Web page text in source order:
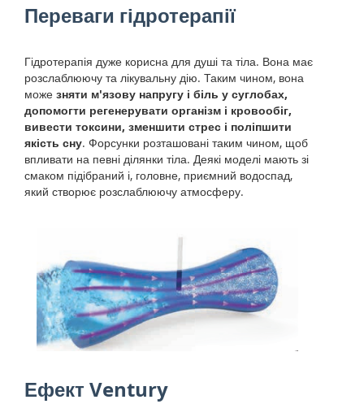
Переваги гідротерапії
Гідротерапія дуже корисна для душі та тіла. Вона має
розслаблюючу та лікувальну дію. Таким чином, вона
може зняти м'язову напругу і біль у суглобах,
допомогти регенерувати організм і кровообіг,
вивести токсини, зменшити стрес і поліпшити
якість сну. Форсунки розташовані таким чином, щоб
впливати на певні ділянки тіла. Деякі моделі мають зі
смаком підібраний і, головне, приємний водоспад,
який створює розслаблюючу атмосферу.
Ефект Ventury